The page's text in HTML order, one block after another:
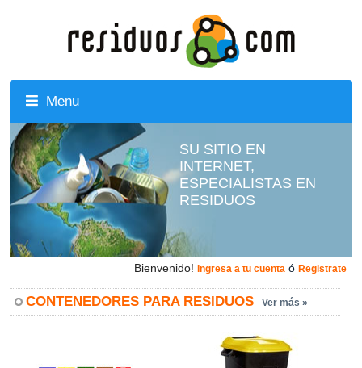
Menu
SU SITIO EN
INTERNET,
ESPECIALISTAS EN
RESIDUOS
Bienvenido! Ingresa a tu cuenta ó Registrate
CONTENEDORES PARA RESIDUOS Ver más »